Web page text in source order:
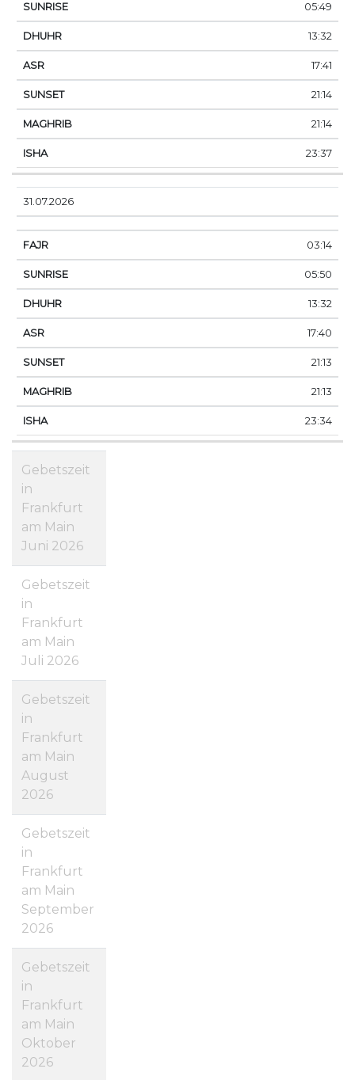
05:49
13:32
17:41
21:14
21:14
23:37
31.07.2026
03:14
05:50
13:32
17:40
21:13
21:13
23:34
Gebetszeit
in
Frankfurt
am Main
Juni 2026
Gebetszeit
in
Frankfurt
am Main
Juli 2026
Gebetszeit
in
Frankfurt
am Main
August
2026
Gebetszeit
in
Frankfurt
am Main
September
2026
Gebetszeit
in
Frankfurt
am Main
Oktober
2026